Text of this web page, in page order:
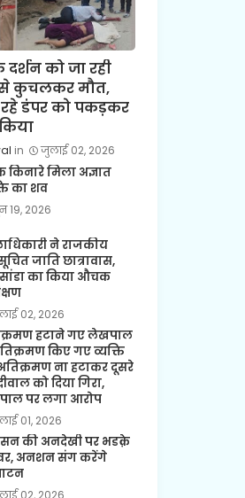
दर्शन को जा रही
से कुचलकर मौत,
रहे डंपर को पकड़कर
जुलाई 02, 2026
मिला अज्ञात
का शव
19, 2026
ने राजकीय
जाति छात्रावास,
का किया औचक
02, 2026
हटाने गए लेखपाल
किए गए व्यक्ति
ना हटाकर दूसरे
को दिया गिरा,
पर लगा आरोप
01, 2026
की अनदेखी पर भडक़े
अनशन संग करेंगे
02, 2026